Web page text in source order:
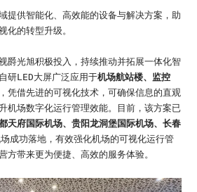
提供智能化、高效能的设备与解决方案，助
化的转型升级。
爵光旭积极投入，持续推动并拓展一体化智
研LED大屏广泛应用于机场航站楼、监控
凭借先进的可视化技术，可确保信息的直观
机场数字化运行管理效能。目前，该方案已
天府国际机场、贵阳龙洞堡国际机场、长春
成功落地，有效强化机场的可视化运行管
方带来更为便捷、高效的服务体验。